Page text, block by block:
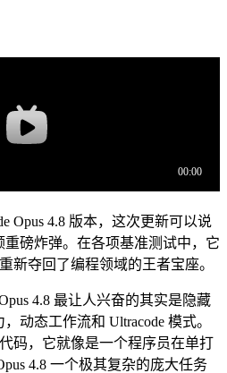
Opus 4.8 版本，这次更新可以说
磅炸弹。在各项基准测试中，它
新夺回了编程领域的王者宝座。
4.8 最让人兴奋的其实是隐藏
动态工作流和 Ultracode 模式。
码，它就像是一个程序员在单打
4.8 一个极其复杂的庞大任务